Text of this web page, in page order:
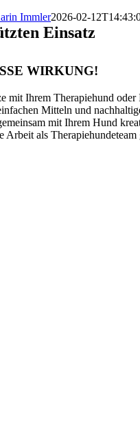
Immler2026-02-
Einsatz
WIRKUNG!
mit Ihrem Therapiehund oder
Mitteln und
mit Ihrem Hund
als Therapiehundeteam